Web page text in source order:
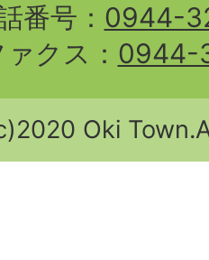
番号： 0944-
ァクス： 0944-
Oki